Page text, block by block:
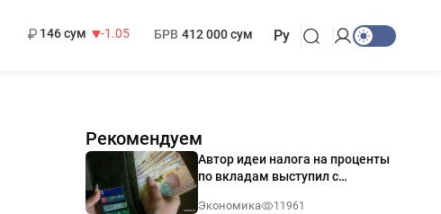
146 сум
-1.05
БРВ 412 000 сум Ру
Рекомендуем
Автор идеи налога на проценты
по вкладам выступил с
Экономика 11961